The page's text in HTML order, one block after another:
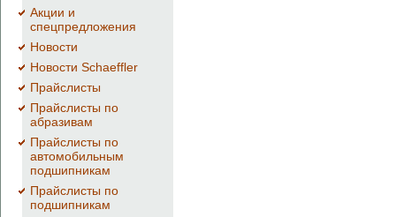
Акции и
спецпредложения
Новости
Новости Schaeffler
Прайслисты
Прайслисты по
абразивам
Прайслисты по
автомобильным
подшипникам
Прайслисты по
подшипникам